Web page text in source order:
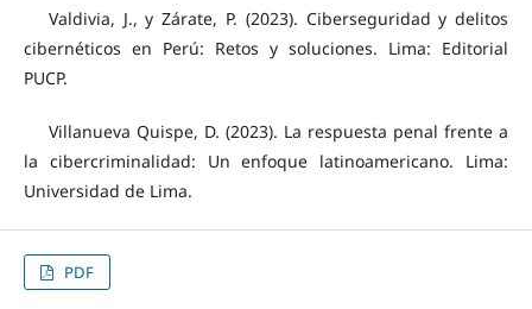
Valdivia, J., y Zárate, P. (2023). Ciberseguridad y delitos
cibernéticos en Perú: Retos y soluciones. Lima: Editorial
PUCP.
Villanueva Quispe, D. (2023). La respuesta penal frente a
la cibercriminalidad: Un enfoque latinoamericano. Lima:
Universidad de Lima.
PDF